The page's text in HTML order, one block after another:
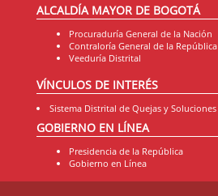
ALCALDÍA MAYOR DE BOGOTÁ
Procuraduría General de la Nación
Contraloría General de la República
Veeduría Distrital
VÍNCULOS DE INTERÉS
Sistema Distrital de Quejas y Soluciones
GOBIERNO EN LÍNEA
Presidencia de la República
Gobierno en Línea